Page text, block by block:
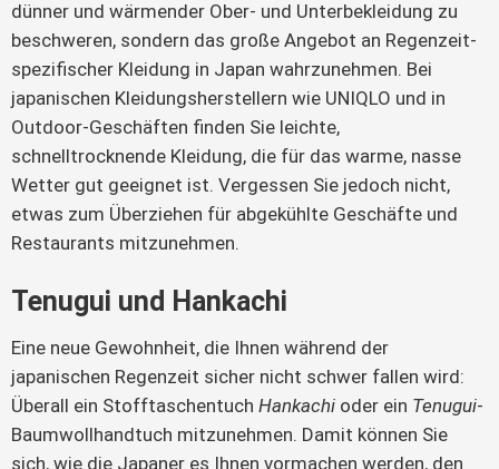
dünner und wärmender Ober- und Unterbekleidung zu
beschweren, sondern das große Angebot an Regenzeit-
spezifischer Kleidung in Japan wahrzunehmen. Bei
japanischen Kleidungsherstellern wie UNIQLO und in
Outdoor-Geschäften finden Sie leichte,
schnelltrocknende Kleidung, die für das warme, nasse
Wetter gut geeignet ist. Vergessen Sie jedoch nicht,
etwas zum Überziehen für abgekühlte Geschäfte und
Restaurants mitzunehmen.
Tenugui und Hankachi
Eine neue Gewohnheit, die Ihnen während der
japanischen Regenzeit sicher nicht schwer fallen wird:
Überall ein Stofftaschentuch Hankachi oder ein Tenugui-
Baumwollhandtuch mitzunehmen. Damit können Sie
sich, wie die Japaner es Ihnen vormachen werden, den